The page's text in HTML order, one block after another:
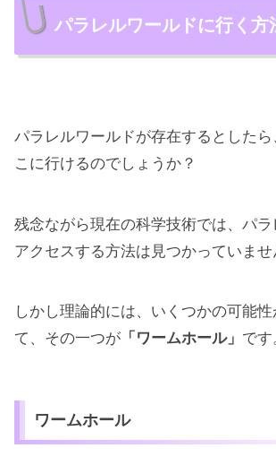
パラレルワールドに行く方
パラレルワールドが存在するとした
こに行けるのでしょうか？
残念ながら現在の科学技術では、パ
アクセスする方法は見つかっていませ
しかし理論的には、いくつかの可能
て、その一つが 「ワームホール」 です
ワームホール